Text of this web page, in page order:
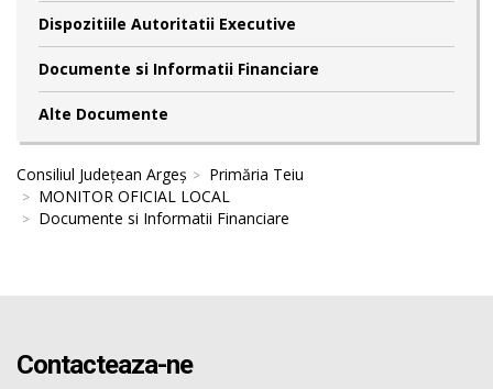
Dispozitiile Autoritatii Executive
Documente si Informatii Financiare
Alte Documente
Consiliul Județean Argeș
Primăria Teiu
MONITOR OFICIAL LOCAL
Documente si Informatii Financiare
Contacteaza-ne